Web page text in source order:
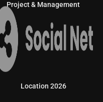
Project & Management
Location 2026